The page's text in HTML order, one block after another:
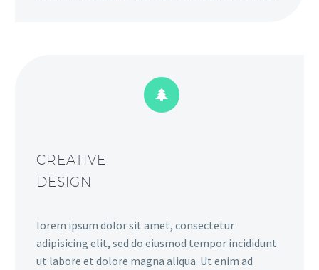


CREATIVE
DESIGN
lorem ipsum dolor sit amet, consectetur
adipisicing elit, sed do eiusmod tempor incididunt
ut labore et dolore magna aliqua. Ut enim ad